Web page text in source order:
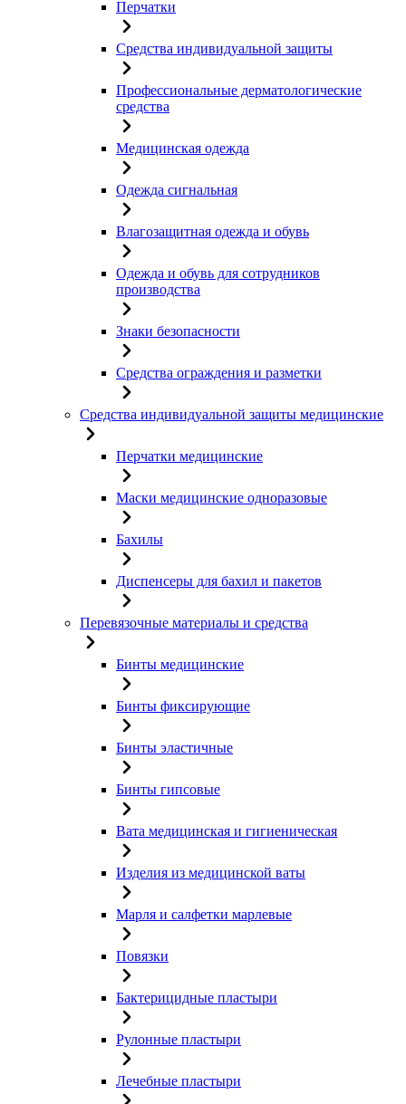
Перчатки
Средства индивидуальной защиты
Профессиональные дерматологические
средства
Медицинская одежда
Одежда сигнальная
Влагозащитная одежда и обувь
Одежда и обувь для сотрудников
производства
Знаки безопасности
Средства ограждения и разметки
Средства индивидуальной защиты медицинские
Перчатки медицинские
Маски медицинские одноразовые
Бахилы
Диспенсеры для бахил и пакетов
Перевязочные материалы и средства
Бинты медицинские
Бинты фиксирующие
Бинты эластичные
Бинты гипсовые
Вата медицинская и гигиеническая
Изделия из медицинской ваты
Марля и салфетки марлевые
Повязки
Бактерицидные пластыри
Рулонные пластыри
Лечебные пластыри